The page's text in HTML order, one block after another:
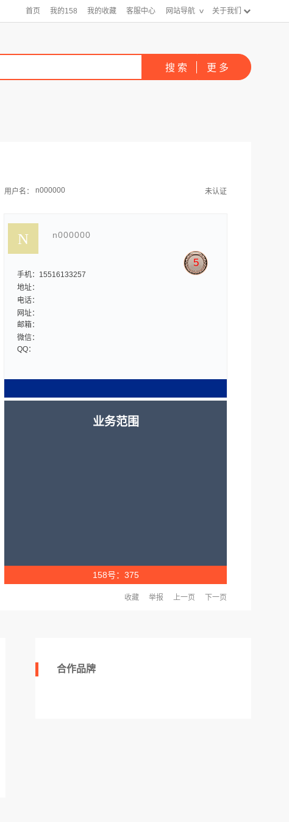
首页 我的158 我的收藏 客服中心 网站导航 关于我们
用户名：n000000 未认证
n000000
5
手机：15516133257
地址：
电话：
网址：
邮箱：
微信：
QQ：
业务范围
158号：375
收藏 举报 上一页 下一页
合作品牌